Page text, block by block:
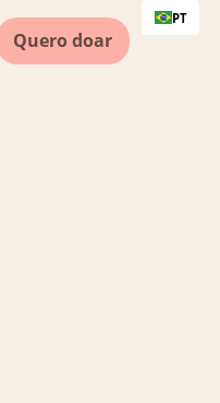
Quero doar
PT